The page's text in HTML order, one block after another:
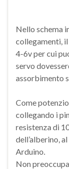
Nello schema
collegamenti,
4-6v per cui
servo
assorbimento
Come
collegando i
resistenza di
dell’alberino,
Arduino.
Non